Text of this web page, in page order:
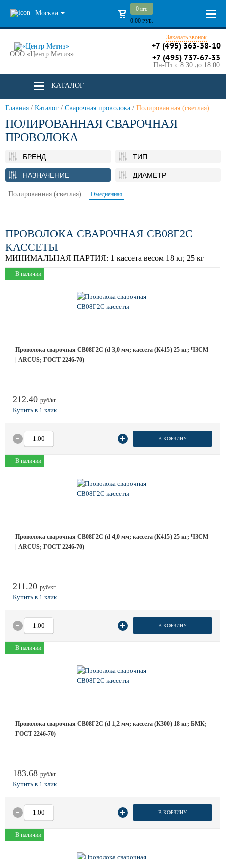
Москва
0 шт.
0.00 РУБ.
ООО «Центр Метиз»
Заказать звонок
+7 (495) 363-38-10
+7 (495) 737-67-33
Пн-Пт с 8:30 до 18:00
КАТАЛОГ
Главная / Каталог / Сварочная проволока / Полированная (светлая)
ПОЛИРОВАННАЯ СВАРОЧНАЯ
ПРОВОЛОКА
БРЕНД ТИП
НАЗНАЧЕНИЕ ДИАМЕТР
Полированная (светлая) Омедненная
ПРОВОЛОКА СВАРОЧНАЯ СВ08Г2С
КАССЕТЫ
МИНИМАЛЬНАЯ ПАРТИЯ: 1 кассета весом 18 кг, 25 кг
В наличии
Проволока сварочная СВ08Г2С (d 3,0 мм; кассета (К415) 25 кг; ЧЗСМ
| ARCUS; ГОСТ 2246-70)
212.40 руб/кг
В КОРЗИНУ
В наличии
Проволока сварочная СВ08Г2С (d 4,0 мм; кассета (К415) 25 кг; ЧЗСМ
| ARCUS; ГОСТ 2246-70)
211.20 руб/кг
В КОРЗИНУ
В наличии
Проволока сварочная СВ08Г2С (d 1,2 мм; кассета (K300) 18 кг; БМК;
ГОСТ 2246-70)
183.68 руб/кг
В КОРЗИНУ
В наличии